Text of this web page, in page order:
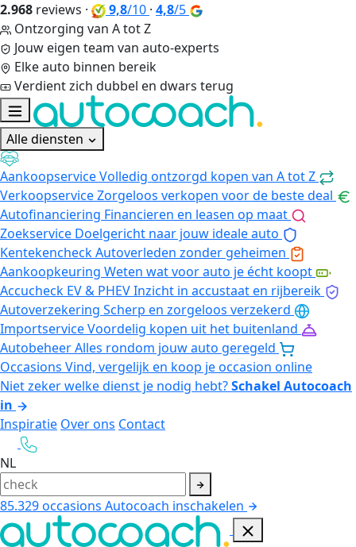
2.968 reviews · 9,8/10 · 4,8/5
Ontzorging van A tot Z
Jouw eigen team van auto-experts
Elke auto binnen bereik
Verdient zich dubbel en dwars terug
Alle diensten
AankoopserviceVolledig ontzorgd kopen van A tot Z
VerkoopserviceZorgeloos verkopen voor de beste deal
Autofinanciering Financieren en leasen op maat
Zoekservice Doelgericht naar jouw ideale auto
KentekencheckAutoverleden zonder geheimen
Aankoopkeuring Weten wat voor auto je écht koopt
Accucheck EV & PHEVInzicht in accustaat en rijbereik
Autoverzekering Scherp en zorgeloos verzekerd
ImportserviceVoordelig kopen uit het buitenland
AutobeheerAlles rondom jouw auto geregeld
Occasions Vind, vergelijk en koop je occasion online
Niet zeker welke dienst je nodig hebt?Schakel Autocoach
in
Inspiratie Over ons Contact
NL
85.329occasions Autocoach inschakelen